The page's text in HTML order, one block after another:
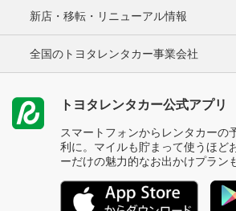
新店・移転・リニューアル情報
全国のトヨタレンタカー事業会社
トヨタレンタカー公式アプリ
スマートフォンからレンタカーの
利に。マイルも貯まって使うほど
ーだけの魅力的なお出かけプラン